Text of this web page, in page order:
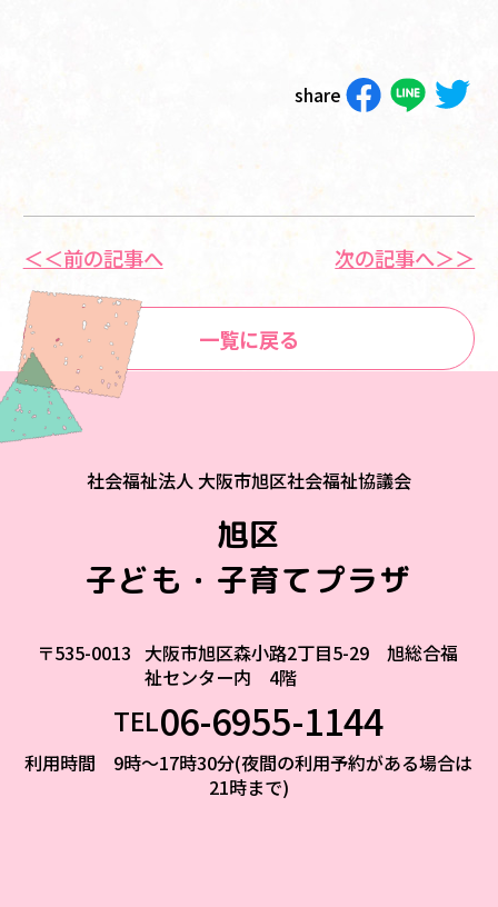
share
＜＜前の記事へ
一覧に戻る
次の記事へ＞＞
社会福祉法人 大阪市旭区社会福祉協議会
旭区
子ども・子育てプラザ
〒535-0013 大阪市旭区森小路2丁目5-29 旭総合福
祉センター内 4階
TEL06-6955-1144
利用時間 9時～17時30分(夜間の利用予約がある場合は
21時まで)